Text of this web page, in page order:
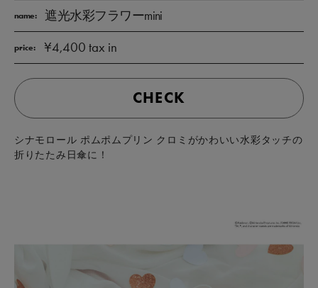
name: 遮光水彩フラワーmini
price: ¥4,400 tax in
CHECK
シナモロール ポムポムプリン クロミがかわいい水彩タッチの
折りたたみ日傘に！